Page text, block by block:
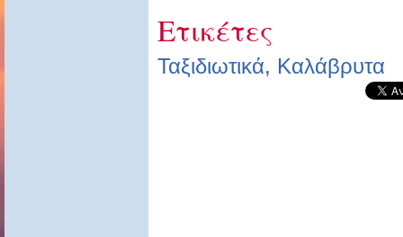
Ετικέτες
Ταξιδιωτικά, Καλάβρυτα